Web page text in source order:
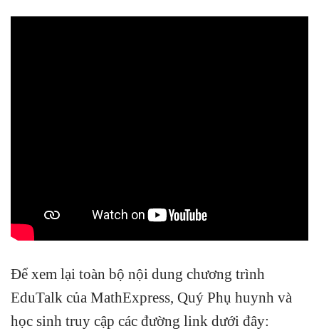
Để xem lại toàn bộ nội dung chương trình
EduTalk của MathExpress, Quý Phụ huynh và
học sinh truy cập các đường link dưới đây: